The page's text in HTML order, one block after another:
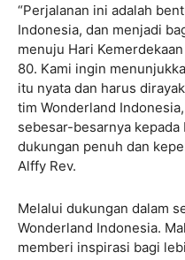
“Perjalanan ini adalah
Indonesia, dan menjadi
menuju Hari
80. Kami ingin
itu nyata dan harus
tim Wonderland
sebesar-besarnya kepada
dukungan penuh dan
Alffy Rev.
Melalui dukungan dalam
Wonderland Indonesia.
memberi inspirasi bagi